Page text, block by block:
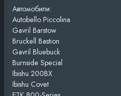
Автомобили:
Autobello Piccolina
Gavril Barstow
Bruckell Bastion
Gavril Bluebuck
Burnside Special
Ibishu 200BX
Ibishu Covet